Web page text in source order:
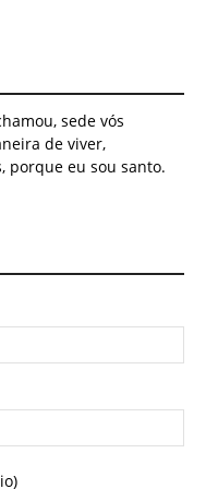
sede vós
de viver,
porque eu sou santo.